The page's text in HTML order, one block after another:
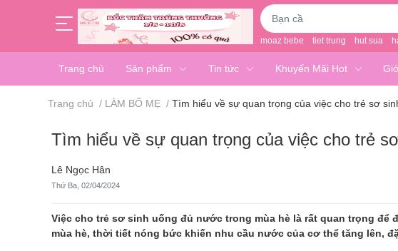
moaz bebe tiet trung hut sua
Trang chủ Sản phẩm Tin tức Khuyến Mãi Hot
Trang chủ / LÀM BỐ MẸ / Tìm hiểu về sự quan trọng của việc cho trẻ sơ
Tìm hiểu về sự quan trọng của việc cho trẻ
Lê Ngọc Hân
Thứ Ba, 02/04/2024
Việc cho trẻ sơ sinh uống đủ nước trong mùa hè là rất quan trọng để
mùa hè, thời tiết nóng bức khiến nhu cầu nước của cơ thể tăng lên,